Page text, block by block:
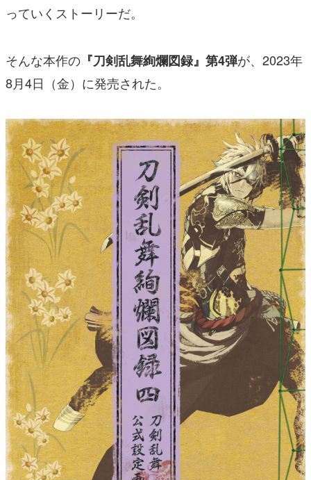
っていくストーリーだ。
そんな本作の 『刀剣乱舞絢爛図録』第4弾が、2023年
8月4日（金）に発売された。